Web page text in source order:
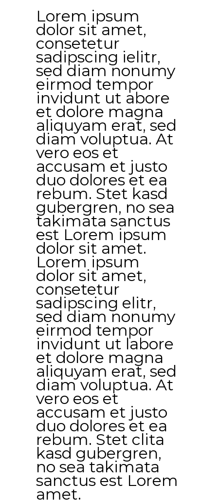
Lorem ipsum
dolor sit amet,
consetetur
sadipscing ielitr,
sed diam nonumy
eirmod tempor
invidunt ut abore
et dolore magna
aliquyam erat, sed
diam voluptua. At
vero eos et
accusam et justo
duo dolores et ea
rebum. Stet kasd
gubergren, no sea
takimata sanctus
est Lorem ipsum
dolor sit amet.
Lorem ipsum
dolor sit amet,
consetetur
sadipscing elitr,
sed diam nonumy
eirmod tempor
invidunt ut labore
et dolore magna
aliquyam erat, sed
diam voluptua. At
vero eos et
accusam et justo
duo dolores et ea
rebum. Stet clita
kasd gubergren,
no sea takimata
sanctus est Lorem
amet.